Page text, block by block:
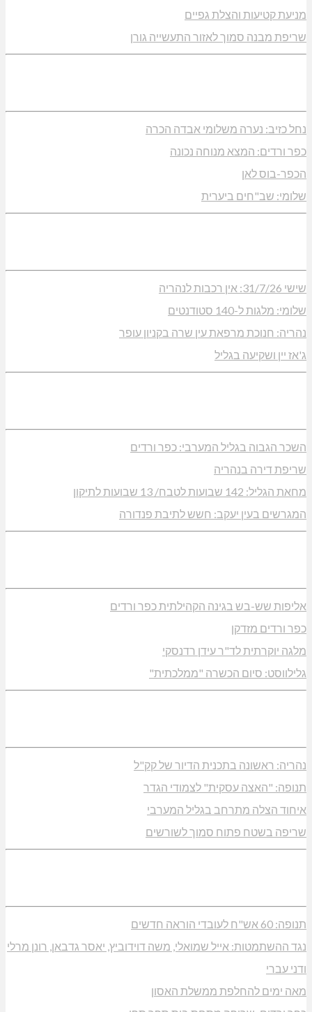
מניעת קטיעות והצלת גפיים
שריפת מבנה סמוך לאזור התעשייה גורן
נחל כזיב: נערה משלומי אבדה הכרה
כפר ורדים: המצא מנוחה נכונה
הכפר-בוס לאן
שלומי: שב"חים ביערית
שישי 31/7/26: אין רכבות לנהריה
שלומי: מלגות ל-140 סטודנטים
נהריה: חנוכת מרפאת עין שרה בקניון עופר
ג'אז יין ושקיעה בגליל
השכר הגבוה בגליל המערבי: כפר ורדים
שריפת דירה בנהריה
מחאת הגליל: 142 שבועות לטבח/ 13 שבועות לתיקון
המגרשים בעין יעקב: חשש לתיבת פנדורה
אליפות שש-בש בגינה הקהילתית כפר ורדים
כפר ורדים מזדקן
מלגה יוקרתית לד"ר עידן רדנסקי
גלילווסט: סיום הכשרה "ממלכתית"
נהריה: ראשונה בתכנית הדיור של קק"ל
תנופה: "האצה עסקית" לצמודי הגדר
איחוד הצלה מתרחב בגליל המערבי
שריפה בשטח פתוח סמוך לשורשים
תנופה: 60 אש"ח לעובדי הוראה חדשים
נגד ההשתמטות: אייל שמואלי, משה דוידוביץ, יאסר גדבאן, רונן מרלי
ודני עברי
מאה ימים להחלפת ממשלת האסון